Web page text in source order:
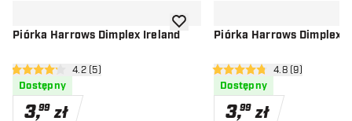
Piórka Harrows Dimplex Ireland
otwórz panel recenzji
4.2 gwiazdki oceny
4.2 (5)
Dostępny
3,99 zł
dodaj do listy życzeń
Piórka Harrows Dimplex
otwórz panel
4.8 gwiazdki oceny
4.8 (9)
Dostępny
3,99 zł